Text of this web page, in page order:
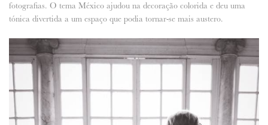
fotografias. O tema México ajudou na decoração colorida e deu uma
tónica divertida a um espaço que podia tornar-se mais austero.